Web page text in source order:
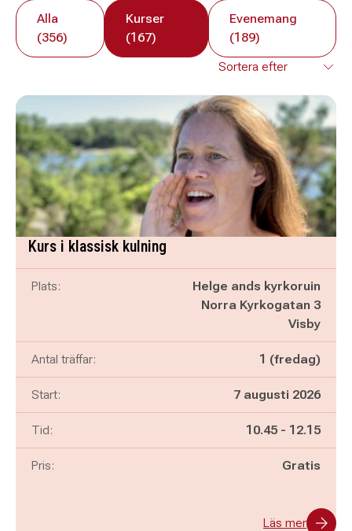
Alla
(356)
Kurser
(167)
Evenemang
(189)
Kurs i klassisk kulning
Plats:
Helge ands kyrkoruin
Norra Kyrkogatan 3
Visby
Antal träffar: 1 (fredag)
Start: 7 augusti 2026
Tid: Pågår mellan
10.45 - och
12.15
Pris: Gratis
Läs mer